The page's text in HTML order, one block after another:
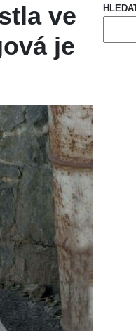
ve
je